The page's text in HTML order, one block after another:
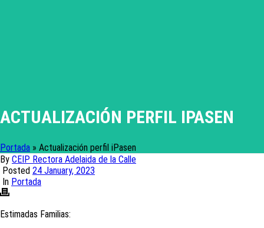
ACTUALIZACIÓN PERFIL IPASEN
Portada » Actualización perfil iPasen
By CEIP Rectora Adelaida de la Calle
Posted 24 January, 2023
In Portada
Estimadas Familias: